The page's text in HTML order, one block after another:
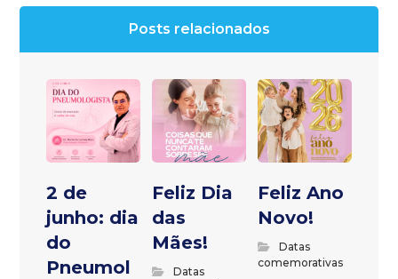
Posts relacionados
2 de
junho: dia
do
Pneumol
Feliz Dia
das
Mães!
Datas
Feliz Ano
Novo!
Datas
comemorativas